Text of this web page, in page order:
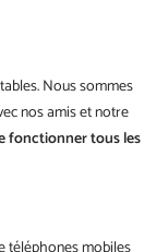
Nous sommes
nos amis et notre
fonctionner tous les